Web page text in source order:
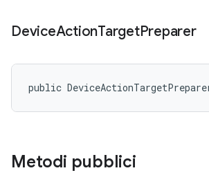
DeviceActionTargetPreparer
public
Metodi pubblici